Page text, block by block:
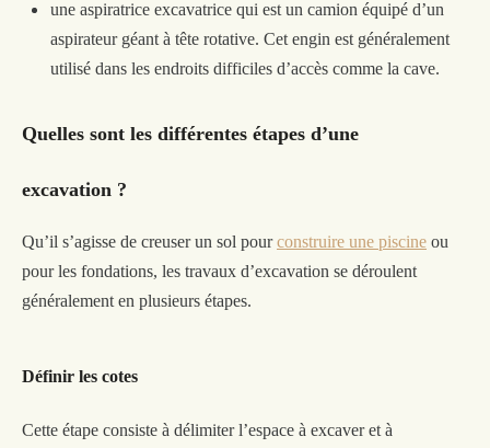
une aspiratrice excavatrice qui est un camion équipé d’un
aspirateur géant à tête rotative. Cet engin est généralement
utilisé dans les endroits difficiles d’accès comme la cave.
Quelles sont les différentes étapes d’une
excavation ?
Qu’il s’agisse de creuser un sol pourconstruire une piscine ou
pour les fondations, les travaux d’excavation se déroulent
généralement en plusieurs étapes.
Définir les cotes
Cette étape consiste à délimiter l’espace à excaver et à